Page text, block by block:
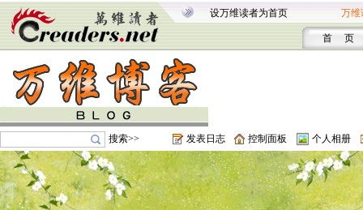
设万维读者为首页 万维
首 页
搜索>> 发表日志 控制面板 个人相册